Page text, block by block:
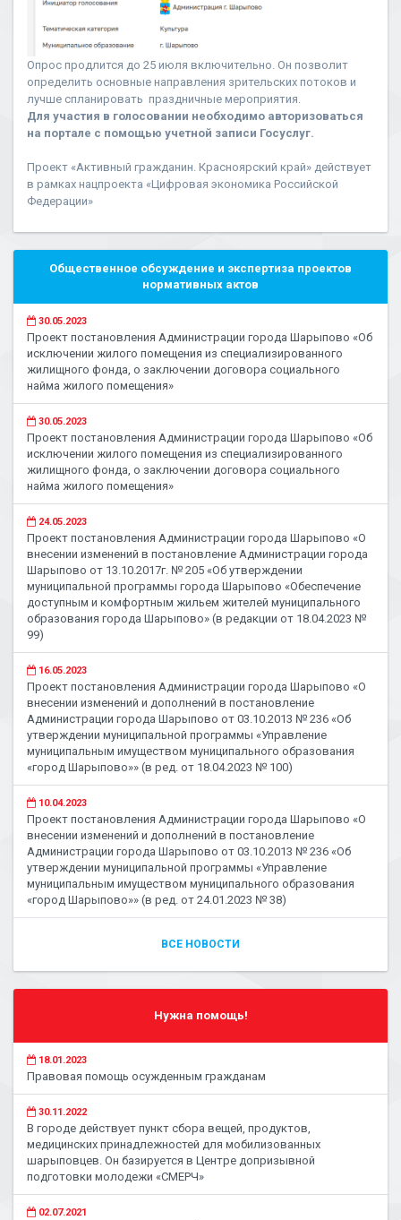
Опрос продлится до 25 июля включительно. Он позволит
определить основные направления зрительских потоков и
лучше спланировать праздничные мероприятия.
Для участия в голосовании необходимо авторизоваться
на портале с помощью учетной записи Госуслуг.
Проект «Активный гражданин. Красноярский край» действует
в рамках нацпроекта «Цифровая экономика Российской
Федерации»
Общественное обсуждение и экспертиза проектов
нормативных актов
30.05.2023
Проект постановления Администрации города Шарыпово «Об
исключении жилого помещения из специализированного
жилищного фонда, о заключении договора социального
найма жилого помещения»
30.05.2023
Проект постановления Администрации города Шарыпово «Об
исключении жилого помещения из специализированного
жилищного фонда, о заключении договора социального
найма жилого помещения»
24.05.2023
Проект постановления Администрации города Шарыпово «О
внесении изменений в постановление Администрации города
Шарыпово от 13.10.2017г. № 205 «Об утверждении
муниципальной программы города Шарыпово «Обеспечение
доступным и комфортным жильем жителей муниципального
образования города Шарыпово» (в редакции от 18.04.2023 №
99)
16.05.2023
Проект постановления Администрации города Шарыпово «О
внесении изменений и дополнений в постановление
Администрации города Шарыпово от 03.10.2013 № 236 «Об
утверждении муниципальной программы «Управление
муниципальным имуществом муниципального образования
«город Шарыпово»» (в ред. от 18.04.2023 № 100)
10.04.2023
Проект постановления Администрации города Шарыпово «О
внесении изменений и дополнений в постановление
Администрации города Шарыпово от 03.10.2013 № 236 «Об
утверждении муниципальной программы «Управление
муниципальным имуществом муниципального образования
«город Шарыпово»» (в ред. от 24.01.2023 № 38)
ВСЕ НОВОСТИ
Нужна помощь!
18.01.2023
Правовая помощь осужденным гражданам
30.11.2022
В городе действует пункт сбора вещей, продуктов,
медицинских принадлежностей для мобилизованных
шарыповцев. Он базируется в Центре допризывной
подготовки молодежи «СМЕРЧ»
02.07.2021